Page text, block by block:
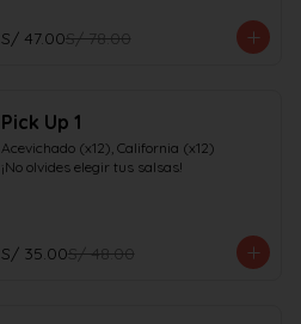
S/ 47.00S/ 78.00
Pick Up 1
Acevichado (x12), California (x12)
¡No olvides elegir tus salsas!
S/ 35.00S/ 48.00